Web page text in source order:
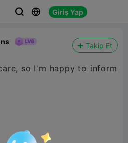
  Giriş Yap
Takip Et
so I'm happy to inform